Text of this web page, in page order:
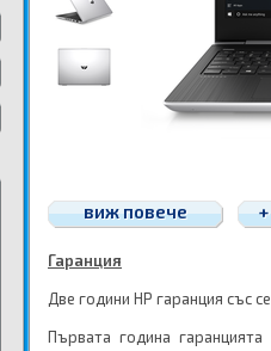
виж повече
Гаранция
Две години HP гаранция със
Първата година